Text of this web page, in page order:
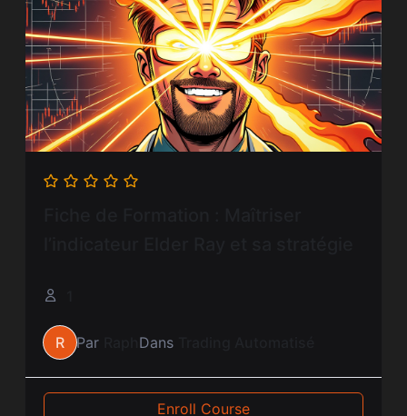
R Par Dans
Enroll Course